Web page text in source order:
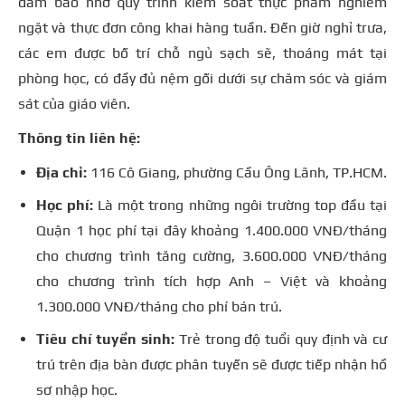
ngặt và thực đơn công khai hàng tuần. Đến giờ nghỉ trưa,
các em được bố trí chỗ ngủ sạch sẽ, thoáng mát tại
phòng học, có đầy đủ nệm gối dưới sự chăm sóc và giám
sát của giáo viên.
Thông tin liên hệ:
Địa chỉ: 116 Cô Giang, phường Cầu Ông Lãnh, TP.HCM.
Học phí: Là một trong những ngôi trường top đầu tại
Quận 1 học phí tại đây khoảng 1.400.000 VNĐ/tháng
cho chương trình tăng cường, 3.600.000 VNĐ/tháng
cho chương trình tích hợp Anh – Việt và khoảng
1.300.000 VNĐ/tháng cho phí bán trú.
Tiêu chí tuyển sinh: Trẻ trong độ tuổi quy định và cư
trú trên địa bàn được phân tuyến sẽ được tiếp nhận hồ
sơ nhập học.